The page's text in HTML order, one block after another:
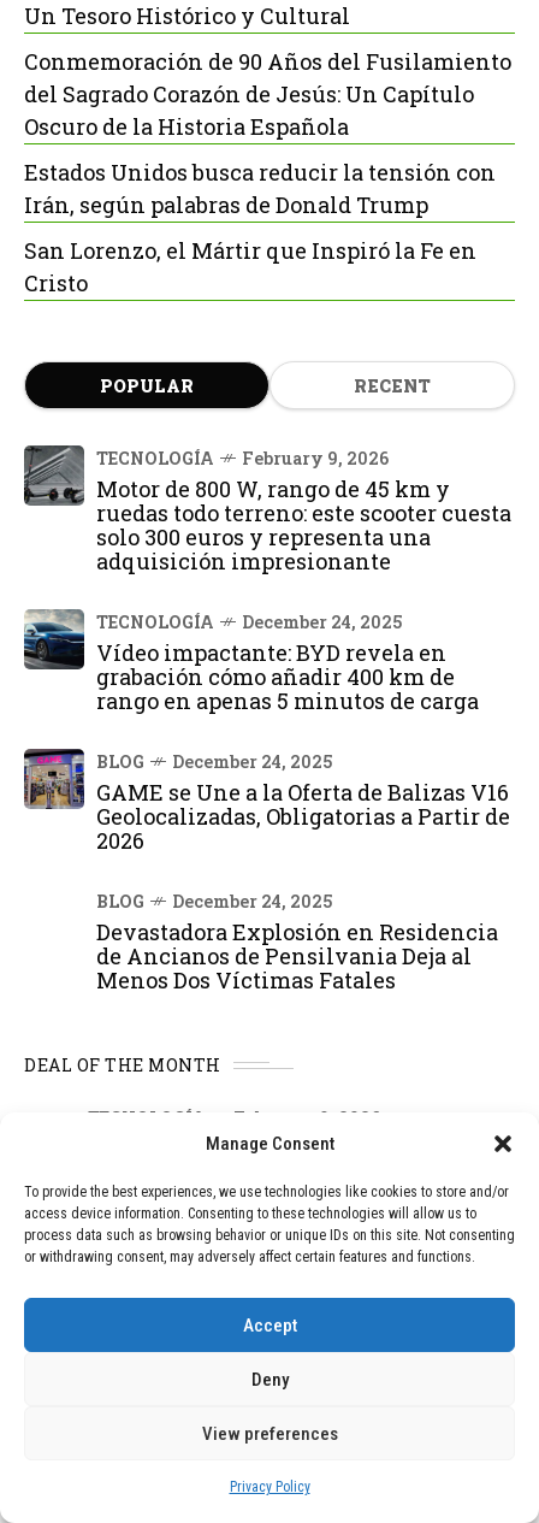
Manage Consent
To provide the best experiences, we use technologies like cookies to store and/or
access device information. Consenting to these technologies will allow us to
process data such as browsing behavior or unique IDs on this site. Not consenting
or withdrawing consent, may adversely affect certain features and functions.
Accept
Deny
View preferences
Privacy Policy
Un Tesoro Histórico y Cultural
Conmemoración de 90 Años del Fusilamiento
del Sagrado Corazón de Jesús: Un Capítulo
Oscuro de la Historia Española
Estados Unidos busca reducir la tensión con
Irán, según palabras de Donald Trump
San Lorenzo, el Mártir que Inspiró la Fe en
Cristo
POPULAR RECENT
TECNOLOGÍA February 9, 2026
Motor de 800 W, rango de 45 km y
ruedas todo terreno: este scooter cuesta
solo 300 euros y representa una
adquisición impresionante
TECNOLOGÍA December 24, 2025
Vídeo impactante: BYD revela en
grabación cómo añadir 400 km de
rango en apenas 5 minutos de carga
BLOG December 24, 2025
GAME se Une a la Oferta de Balizas V16
Geolocalizadas, Obligatorias a Partir de
2026
BLOG December 24, 2025
Devastadora Explosión en Residencia
de Ancianos de Pensilvania Deja al
Menos Dos Víctimas Fatales
DEAL OF THE MONTH
TECNOLOGÍA February 9, 2026
Motor de 800 W, rango de 45 km y
solo 300 euros y representa una
adquisición impresionante
02
Vídeo impactante: BYD revela en
en apenas 5 minutos de carga
GAME se Une a la Oferta de Balizas V16